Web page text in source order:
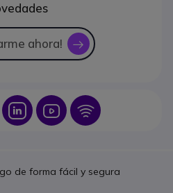
ahora! icon
Icon Icon Icon
de forma fácil y segura